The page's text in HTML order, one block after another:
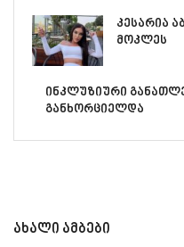
კესარია
მოკლეს
ინკლუზიური
განხორციელდა
ახალი ამბები